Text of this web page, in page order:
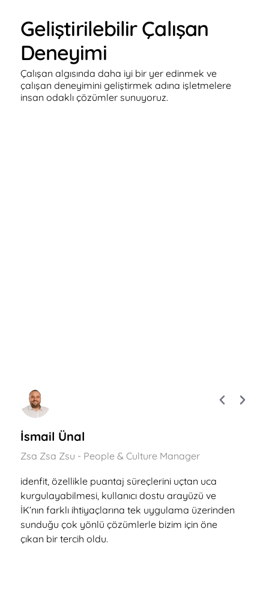
Geliştirilebilir Çalışan
Deneyimi
Çalışan algısında daha iyi bir yer edinmek ve
çalışan deneyimini geliştirmek adına işletmelere
insan odaklı çözümler sunuyoruz.
idenfit, özellikle puantaj süreçlerini uçtan uca
kurgulayabilmesi, kullanıcı dostu arayüzü ve
İK’nın farklı ihtiyaçlarına tek uygulama üzerinden
sunduğu çok yönlü çözümlerle bizim için öne
çıkan bir tercih oldu.
İsmail Ünal
Zsa Zsa Zsu - People & Culture Manager